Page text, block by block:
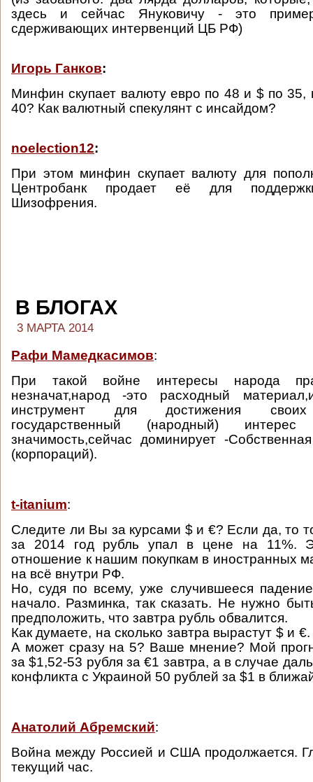
здесь и сейчас Януковичу - это
сдерживающих интервенций ЦБ РФ)
Игорь Ганков:
Минфин скупает валюту евро по 48 и $ по 35,
40? Как валютный спекулянт с инсайдом?
noelection12:
При этом минфин скупает валюту для
Центробанк продает её для
Шизофрения.
В БЛОГАХ
3 МАРТА 2014
Рафи Мамедкасимов:
При такой войне интересы народа
незначат,народ -это расходный
инструмент для достижения своих
государственный (народный)
значимость,сейчас доминирует -
(корпораций).
t-itanium:
Следите ли Вы за курсами $ и €? Если да, то
за 2014 год рубль упал в цене на 11%.
отношение к нашим покупкам в иностранных
на всё внутри РФ.
Но, судя по всему, уже случившееся
начало. Разминка, так сказать. Не нужно
предположить, что завтра рубль обвалится.
Как думаете, на сколько завтра вырастут $ и
А может сразу на 5? Ваше мнение? Мой
за $1,52-53 рубля за €1 завтра, а в случае
конфликта с Украиной 50 рублей за $1 в
Анатолий Абремский:
Война между Россией и США продолжается.
текущий час.